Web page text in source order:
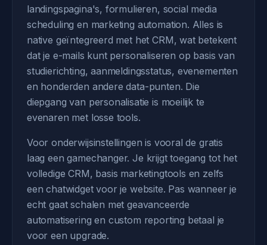
landingspagina's, formulieren, social media
scheduling en marketing automation. Alles is
native geïntegreerd met het CRM, wat betekent
dat je e-mails kunt personaliseren op basis van
studierichting, aanmeldingsstatus, evenementen
en honderden andere data-punten. Die
diepgang van personalisatie is moeilijk te
evenaren met losse tools.
Voor onderwijsinstellingen is vooral de gratis
laag een gamechanger. Je krijgt toegang tot het
volledige CRM, basis marketingtools en zelfs
een chatwidget voor je website. Pas wanneer je
echt gaat schalen met geavanceerde
automatisering en custom reporting betaal je
voor een upgrade.